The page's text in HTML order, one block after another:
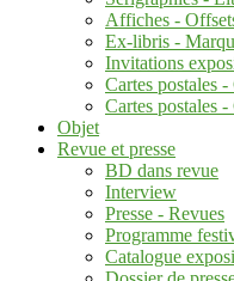
Affiches -
Ex-libris -
Invitations
Cartes postales
Cartes postales
Objet
Revue et presse
BD dans revue
Interview
Presse - Revues
Programme
Catalogue